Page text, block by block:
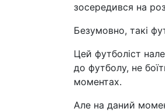
зосередився на
Безумовно, такі
Цей футболіст
до футболу, не
моментах.
Але на даний